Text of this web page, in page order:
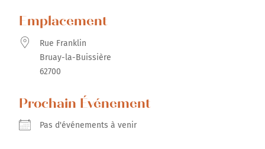
Emplacement
Rue Franklin
Bruay-la-Buissière
62700
Prochain Événement
Pas d'événements à venir